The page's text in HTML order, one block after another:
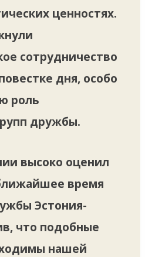
ценностях.
сотрудничество
дня, особо
роль
дружбы.
высоко оценил
время
Эстония-
что подобные
нашей